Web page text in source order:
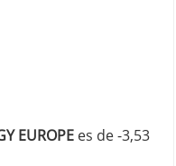
respuesta
EUROPE es de -3,53